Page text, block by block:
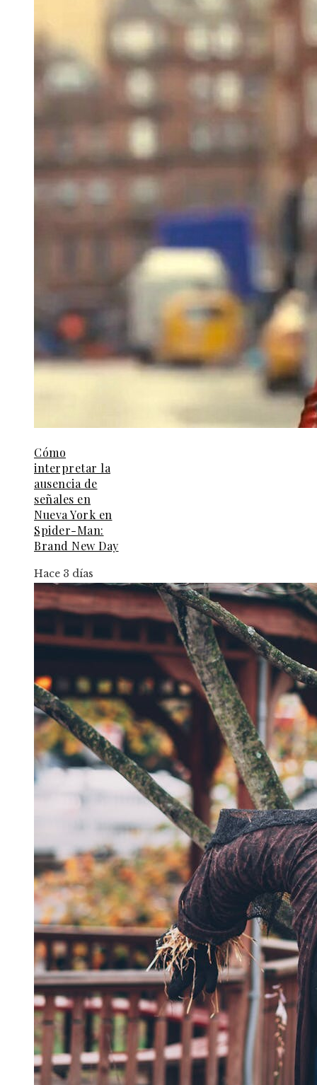
Cómo
interpretar la
ausencia de
señales en
Nueva York en
Spider-Man:
Brand New Day
Hace 3 días